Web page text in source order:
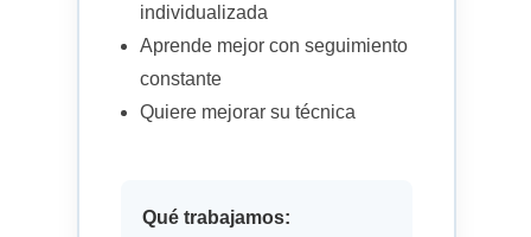
individualizada
Aprende mejor con seguimiento
constante
Quiere mejorar su técnica
Qué trabajamos: